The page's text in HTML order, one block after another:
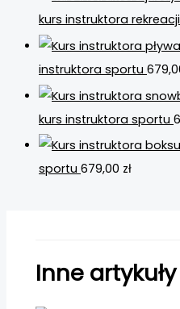
kurs instruktora
instruktora sportu
kurs instruktora sportu
sportu 679,00 zł
Inne artykuły